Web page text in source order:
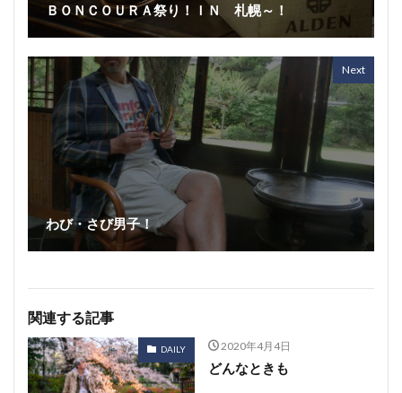
ＢＯＮＣＯＵＲＡ祭り！ＩＮ 札幌～！
Next
わび・さび男子！
関連する記事
DAILY 2020年4月4日
どんなときも